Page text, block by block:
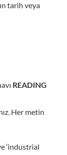
tarih veya
READING
Her metin
‘industrial